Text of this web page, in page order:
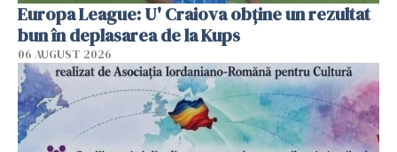
Europa League: U' Craiova obține un rezultat
bun în deplasarea de la Kups
06 AUGUST 2026